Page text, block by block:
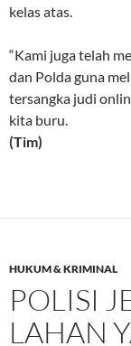
kelas atas.
“Kami juga telah
dan Polda guna
tersangka judi
kita buru.
(Tim)
HUKUM & KRIMINAL
POLISI
LAHAN